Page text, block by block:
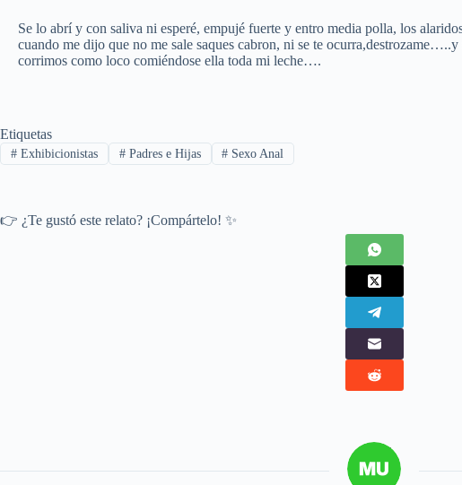
Se lo abrí y con saliva ni esperé, empujé fuerte y entro media polla, los
cuando me dijo que no me sale saques cabron, ni se te
corrimos como loco comiéndose ella toda mi leche….
Etiquetas
#Exhibicionistas #Padres e Hijas # Sexo Anal
👉 ¿Te gustó este relato? ¡Compártelo! ✨